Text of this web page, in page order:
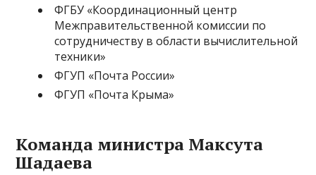
ФГБУ «Координационный центр
Межправительственной комиссии по
сотрудничеству в области вычислительной
техники»
ФГУП «Почта России»
ФГУП «Почта Крыма»
Команда министра Максута
Шадаева